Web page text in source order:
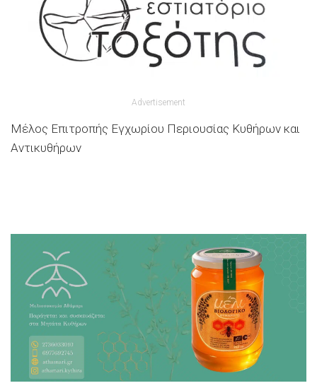
Advertisement
Μέλος Επιτροπής Εγχωρίου Περιουσίας Κυθήρων και
Αντικυθήρων